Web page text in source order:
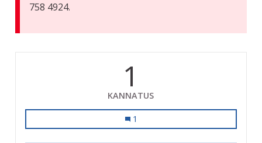
758 4924.
1
KANNATUS
Ilves Lasin liikenneympyrään
1